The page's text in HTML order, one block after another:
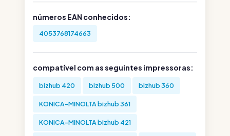
números EAN conhecidos:
4053768174663
compatível com as seguintes impressoras:
bizhub 420 bizhub 500 bizhub 360
KONICA-MINOLTA bizhub 361
KONICA-MINOLTA bizhub 421